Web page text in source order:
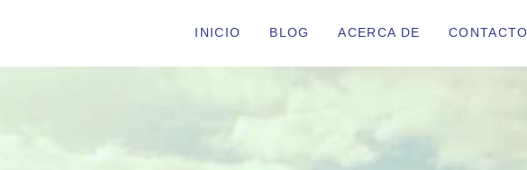
INICIO BLOG ACERCA DE CONTACTO